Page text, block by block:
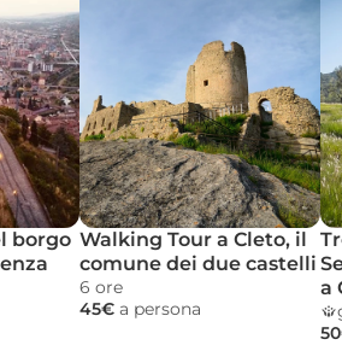
borgo Walking Tour a Cleto, il
comune dei due castelli
6 ore
45€ a persona
a